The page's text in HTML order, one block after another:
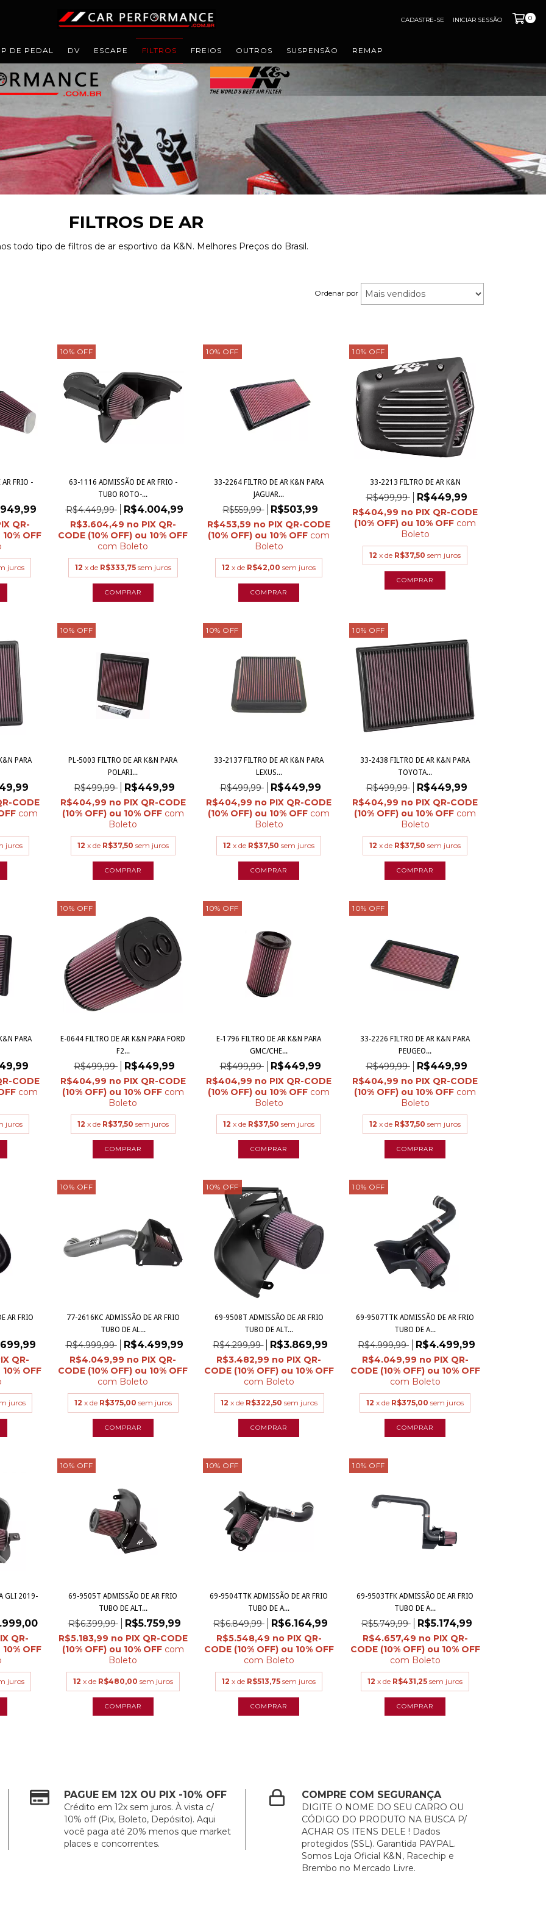
CADASTRE-SE INICIAR SESSÃO 0
DE PEDAL DV ESCAPE FILTROS FREIOS OUTROS SUSPENSÃO REMAP
FILTROS DE AR
todo tipo de filtros de ar esportivo da K&N. Melhores Preços do Brasil.
Ordenar por
FRIO -
juros
10% OFF
63-1116 ADMISSÃO DE AR FRIO -
TUBO ROTO-...
R$4.449,99 R$4.004,99
R$3.604,49
com Boleto
12 x de R$333,75 sem juros
10% OFF
33-2264 FILTRO DE AR K&N PARA
JAGUAR...
R$559,99 R$503,99
R$453,59
com
Boleto
12 x de R$42,00 sem juros
10% OFF
33-2213 FILTRO DE AR K&N
R$499,99 R$449,99
R$404,99
com
Boleto
12 x de R$37,50 sem juros
PARA
com
juros
10% OFF
PL-5003 FILTRO DE AR K&N PARA
POLARI...
R$499,99 R$449,99
R$404,99
com
Boleto
12 x de R$37,50 sem juros
10% OFF
33-2137 FILTRO DE AR K&N PARA
LEXUS...
R$499,99 R$449,99
R$404,99
com
Boleto
12 x de R$37,50 sem juros
10% OFF
33-2438 FILTRO DE AR K&N PARA
TOYOTA...
R$499,99 R$449,99
R$404,99
com
Boleto
12 x de R$37,50 sem juros
PARA
com
juros
10% OFF
E-0644 FILTRO DE AR K&N PARA FORD
F2...
R$499,99 R$449,99
R$404,99
com
Boleto
12 x de R$37,50 sem juros
10% OFF
E-1796 FILTRO DE AR K&N PARA
GMC/CHE...
R$499,99 R$449,99
R$404,99
com
Boleto
12 x de R$37,50 sem juros
10% OFF
33-2226 FILTRO DE AR K&N PARA
PEUGEO...
R$499,99 R$449,99
R$404,99
com
Boleto
12 x de R$37,50 sem juros
AR FRIO
juros
10% OFF
77-2616KC ADMISSÃO DE AR FRIO
TUBO DE AL...
R$4.999,99 R$4.499,99
R$4.049,99
com Boleto
12 x de R$375,00 sem juros
10% OFF
69-9508T ADMISSÃO DE AR FRIO
TUBO DE ALT...
R$4.299,99 R$3.869,99
R$3.482,99
com Boleto
12 x de R$322,50 sem juros
10% OFF
69-9507TTK ADMISSÃO DE AR FRIO
TUBO DE A...
R$4.999,99 R$4.499,99
R$4.049,99
com Boleto
12 x de R$375,00 sem juros
GLI 2019-
juros
10% OFF
69-9505T ADMISSÃO DE AR FRIO
TUBO DE ALT...
R$6.399,99 R$5.759,99
R$5.183,99
com
Boleto
12 x de R$480,00 sem juros
10% OFF
69-9504TTK ADMISSÃO DE AR FRIO
TUBO DE A...
R$6.849,99 R$6.164,99
R$5.548,49
com Boleto
12 x de R$513,75 sem juros
10% OFF
69-9503TFK ADMISSÃO DE AR FRIO
TUBO DE A...
R$5.749,99 R$5.174,99
R$4.657,49
com Boleto
12 x de R$431,25 sem juros
PAGUE EM 12X OU PIX -10% OFF
Crédito em 12x sem juros. À vista c/
10% off (Pix, Boleto, Depósito). Aqui
você paga até 20% menos que market
places e concorrentes.
COMPRE COM SEGURANÇA
DIGITE O NOME DO SEU CARRO OU
CÓDIGO DO PRODUTO NA BUSCA P/
ACHAR OS ITENS DELE ! Dados
protegidos (SSL). Garantida PAYPAL.
Somos Loja Oficial K&N, Racechip e
Brembo no Mercado Livre.